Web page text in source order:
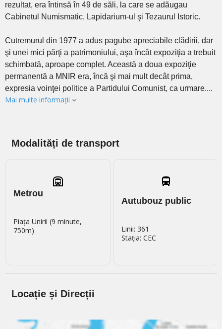
rezultat, era întinsă în 49 de săli, la care se adăugau
Cabinetul Numismatic, Lapidarium-ul şi Tezaurul Istoric.
Cutremurul din 1977 a adus pagube apreciabile clădirii, dar
şi unei mici părţi a patrimoniului, aşa încât expoziţia a trebuit
schimbată, aproape complet. Această a doua expoziţie
permanentă a MNIR era, încă şi mai mult decât prima,
expresia voinţei politice a Partidului Comunist, ca urmare....
Mai multe informații
Modalități de transport
Metrou
Piața Unirii (9 minute,
750m)
Autubouz public
Linii: 361
Stația: CEC
Locație și Direcții